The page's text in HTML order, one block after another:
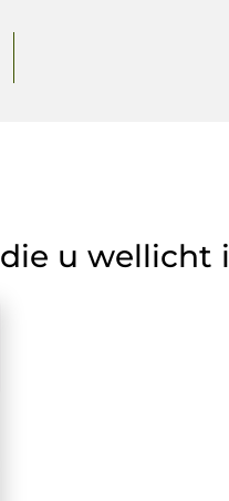
die u wellicht